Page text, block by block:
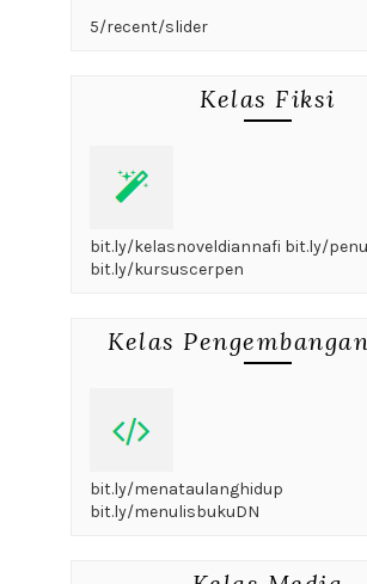
5/recent/slider
Kelas Fiksi
bit.ly/kelasnoveldiannafi bit.ly/
bit.ly/kursuscerpen
Kelas
bit.ly/menataulanghidup
bit.ly/menulisbukuDN